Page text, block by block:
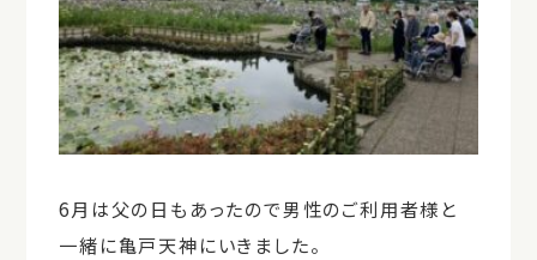
6月は父の日もあったので男性のご利用者様と
一緒に亀戸天神にいきました。